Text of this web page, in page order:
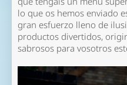
lo que os hemos enviado
gran esfuerzo lleno de
productos divertidos,
sabrosos para vosotros